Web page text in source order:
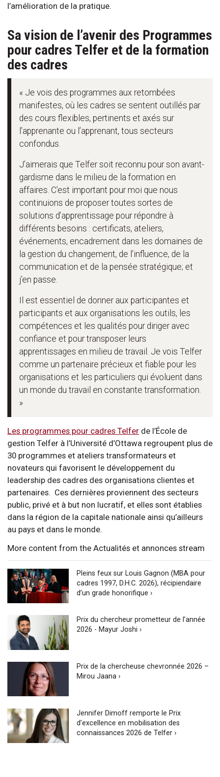
l’amélioration de la pratique.
Sa vision de l’avenir des Programmes
pour cadres Telfer et de la formation
des cadres
« Je vois des programmes aux retombées
manifestes, où les cadres se sentent outillés par
des cours flexibles, pertinents et axés sur
l’apprenante ou l’apprenant, tous secteurs
confondus.
J’aimerais que Telfer soit reconnu pour son avant-
gardisme dans le milieu de la formation en
affaires. C’est important pour moi que nous
continuions de proposer toutes sortes de
solutions d’apprentissage pour répondre à
différents besoins : certificats, ateliers,
événements, encadrement dans les domaines de
la gestion du changement, de l’influence, de la
communication et de la pensée stratégique; et
j’en passe.
Il est essentiel de donner aux participantes et
participants et aux organisations les outils, les
compétences et les qualités pour diriger avec
confiance et pour transposer leurs
apprentissages en milieu de travail. Je vois Telfer
comme un partenaire précieux et fiable pour les
organisations et les particuliers qui évoluent dans
un monde du travail en constante transformation.
»
Les programmes pour cadres Telfer de l’École de
gestion Telfer à l’Université d’Ottawa regroupent plus de
30 programmes et ateliers transformateurs et
novateurs qui favorisent le développement du
leadership des cadres des organisations clientes et
partenaires. Ces dernières proviennent des secteurs
public, privé et à but non lucratif, et elles sont établies
dans la région de la capitale nationale ainsi qu’ailleurs
au pays et dans le monde.
More content from the Actualités et annonces stream
Pleins feux sur Louis Gagnon (MBA pour
cadres 1997, D.H.C. 2026), récipiendaire
d’un grade honorifique ›
Prix du chercheur prometteur de l’année
2026 - Mayur Joshi ›
Prix de la chercheuse chevronnée 2026 –
Mirou Jaana ›
Jennifer Dimoff remporte le Prix
d’excellence en mobilisation des
connaissances 2026 de Telfer ›